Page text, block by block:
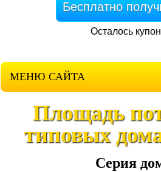
Бесплатно
Осталось
МЕНЮ САЙТА
Площадь
типовых
Серия